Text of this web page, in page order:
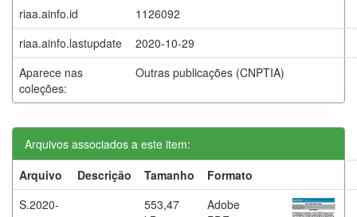
riaa.ainfo.id
1126092
riaa.ainfo.lastupdate
2020-10-29
Aparece nas
coleções:
Outras publicações (CNPTIA)
Arquivos associados a este item:
Arquivo
Descrição Tamanho
Formato
S.2020-
553,47
Adobe